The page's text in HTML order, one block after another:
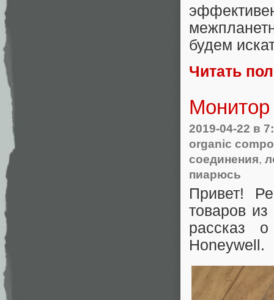
будем
Читать
Монитор
2019-04-22 в
organic
соединения,
пиарюсь
Привет!
товаров
рассказ
Honeywell.